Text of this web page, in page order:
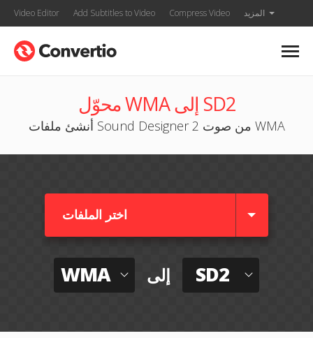
Video Editor Add Subtitles to Video Compress Video المزيد
محوّل WMA إلى SD2
أنشئ ملفات Sound Designer 2 من صوت WMA
اختر الملفات
WMA إلى SD2